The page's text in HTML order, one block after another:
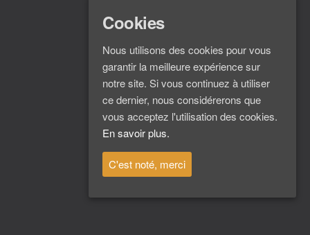
Cookies
Nous utilisons des cookies pour vous
garantir la meilleure expérience sur
notre site. Si vous continuez à utiliser
ce dernier, nous considérerons que
vous acceptez l'utilisation des cookies.
En savoir plus.
C'est noté, merci